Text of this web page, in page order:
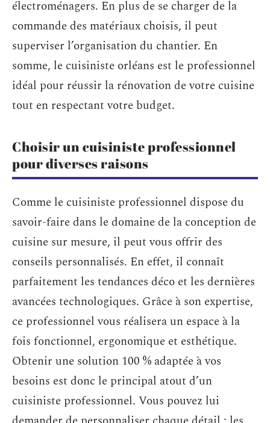
électroménagers. En plus de se charger de la
commande des matériaux choisis, il peut
superviser l’organisation du chantier. En
somme, le cuisiniste orléans est le professionnel
idéal pour réussir la rénovation de votre cuisine
tout en respectant votre budget.
Choisir un cuisiniste professionnel
pour diverses raisons
Comme le cuisiniste professionnel dispose du
savoir-faire dans le domaine de la conception de
cuisine sur mesure, il peut vous offrir des
conseils personnalisés. En effet, il connaît
parfaitement les tendances déco et les dernières
avancées technologiques. Grâce à son expertise,
ce professionnel vous réalisera un espace à la
fois fonctionnel, ergonomique et esthétique.
Obtenir une solution 100 % adaptée à vos
besoins est donc le principal atout d’un
cuisiniste professionnel. Vous pouvez lui